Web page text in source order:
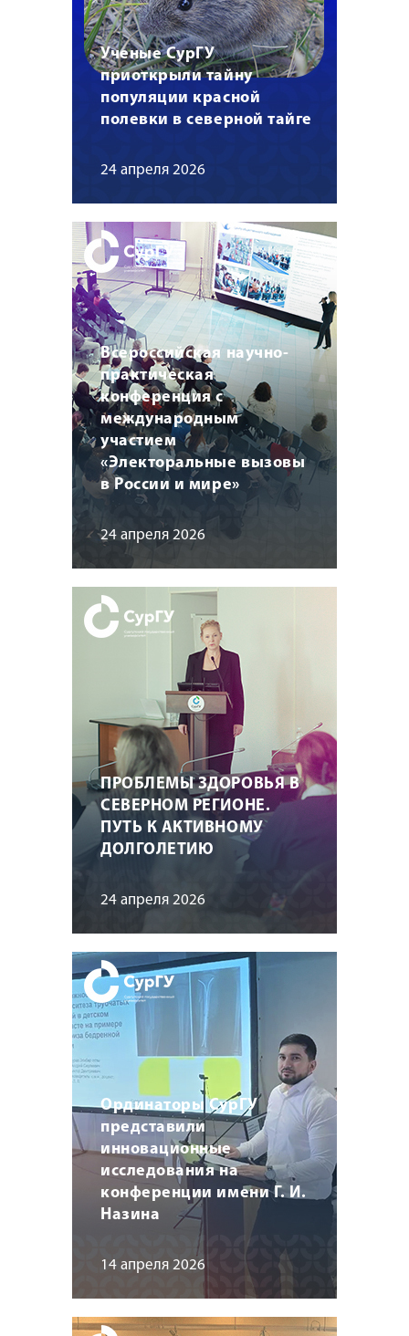
Ученые СурГУ
приоткрыли тайну
популяции красной
полевки в северной тайге
24 апреля 2026
Всероссийская научно-
практическая
конференция с
международным
участием
«Электоральные вызовы
в России и мире»
24 апреля 2026
ПРОБЛЕМЫ ЗДОРОВЬЯ В
СЕВЕРНОМ РЕГИОНЕ.
ПУТЬ К АКТИВНОМУ
ДОЛГОЛЕТИЮ
24 апреля 2026
Ординаторы СурГУ
представили
инновационные
исследования на
конференции имени Г. И.
Назина
14 апреля 2026